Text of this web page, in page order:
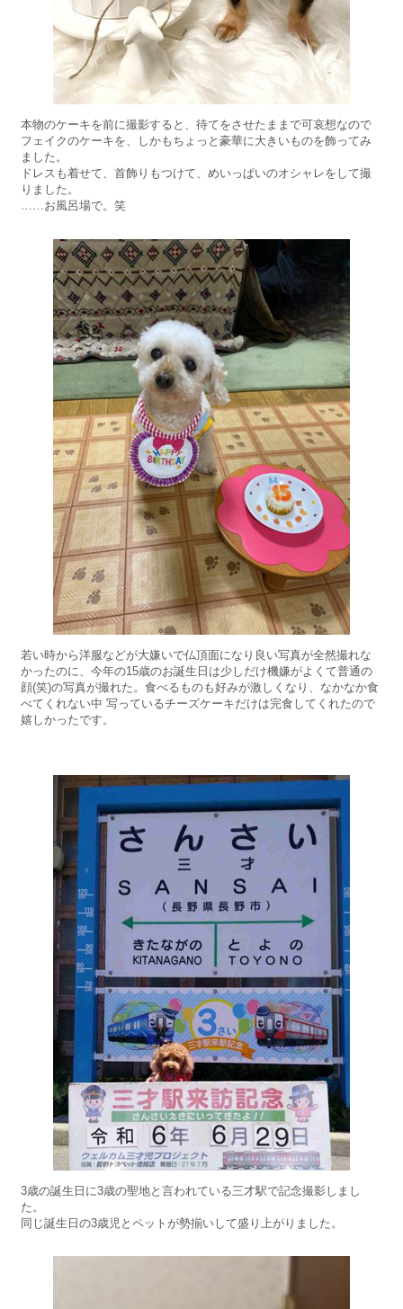
本物のケーキを前に撮影すると、待てをさせたままで可哀想なので
フェイクのケーキを、しかもちょっと豪華に大きいものを飾ってみ
ました。
ドレスも着せて、首飾りもつけて、めいっぱいのオシャレをして撮
りました。
……お風呂場で。笑
若い時から洋服などが大嫌いで仏頂面になり良い写真が全然撮れな
かったのに、今年の15歳のお誕生日は少しだけ機嫌がよくて普通の
顔(笑)の写真が撮れた。食べるものも好みが激しくなり、なかなか食
べてくれない中 写っているチーズケーキだけは完食してくれたので
嬉しかったです。
3歳の誕生日に3歳の聖地と言われている三才駅で記念撮影しまし
た。
同じ誕生日の3歳児とペットが勢揃いして盛り上がりました。